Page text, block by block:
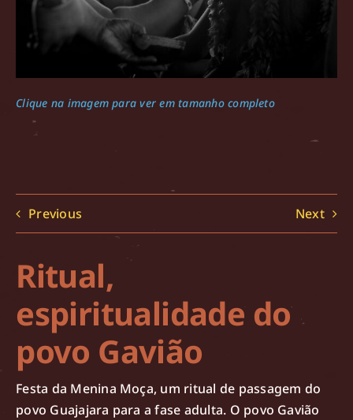
Ritual,
espiritualidade do
povo Gavião
Festa da Menina Moça, um ritual de passagem do
povo Guajajara para a fase adulta. O povo Gavião
Clique na imagem para ver em tamanho completo
Previous Next